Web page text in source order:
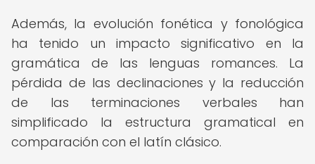
Además, la evolución fonética y fonológica
ha tenido un impacto significativo en la
gramática de las lenguas romances. La
pérdida de las declinaciones y la reducción
de las terminaciones verbales han
simplificado la estructura gramatical en
comparación con el latín clásico.